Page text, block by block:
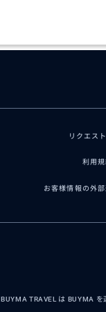
リクエス
利用規
お客様情報の外
BUYMA TRAVEL は BUYMA